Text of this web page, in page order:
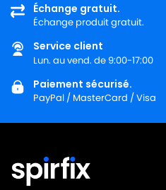
Échange gratuit.
Échange produit gratuit.
Service client
Lun. au vend. de 9:00-17:00
Paiement sécurisé.
PayPal / MasterCard / Visa